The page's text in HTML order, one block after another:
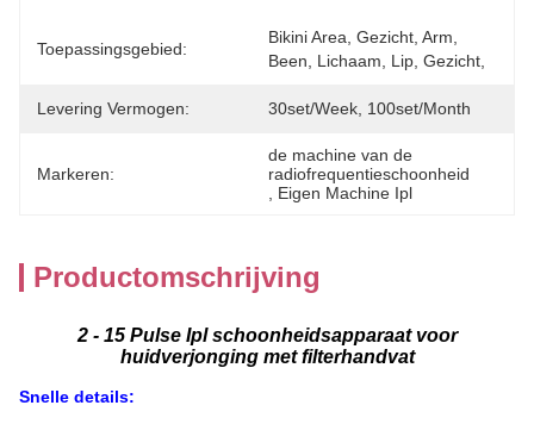
Toepassingsgebied:
Bikini Area, Gezicht, Arm,
Been, Lichaam, Lip, Gezicht,
Levering Vermogen: 30set/week, 100set/Month
Markeren:
de machine van de
radiofrequentieschoonheid
Eigen Machine Ipl
Productomschrijving
2 - 15 Pulse Ipl schoonheidsapparaat voor
huidverjonging met filterhandvat
Snelle details: